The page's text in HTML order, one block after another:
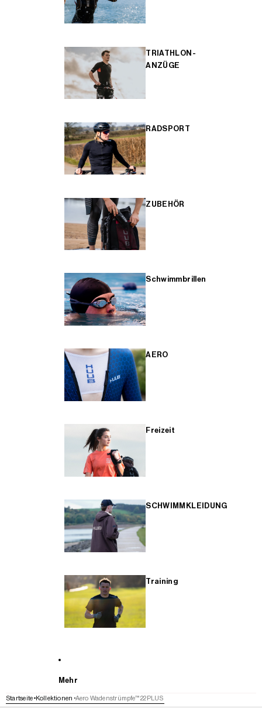
TRIATHLON-
ANZÜGE
RADSPORT
ZUBEHÖR
Schwimmbrillen
AERO
Freizeit
SCHWIMMKLEIDUNG
Training
Mehr
Startseite Kollektionen Aero Wadenstrümpfe™ 22PLUS
WEITER ZU DEN PRODUKTINFORMATIONEN